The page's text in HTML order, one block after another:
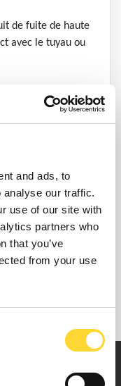
and ads, to
analyse our traffic.
use of our site with
partners who
that you’ve
from your use
de fuite de haute
avec le tuyau ou